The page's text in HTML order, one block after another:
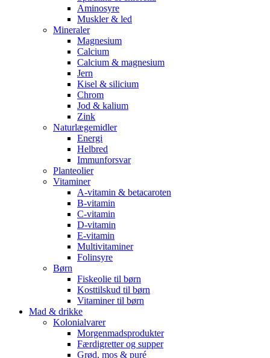
Aminosyre
Muskler & led
Mineraler
Magnesium
Calcium
Calcium & magnesium
Jern
Kisel & silicium
Chrom
Jod & kalium
Zink
Naturlægemidler
Energi
Helbred
Immunforsvar
Planteolier
Vitaminer
A-vitamin & betacaroten
B-vitamin
C-vitamin
D-vitamin
E-vitamin
Multivitaminer
Folinsyre
Børn
Fiskeolie til børn
Kosttilskud til børn
Vitaminer til børn
Mad & drikke
Kolonialvarer
Morgenmadsprodukter
Færdigretter og supper
Grød, mos & puré